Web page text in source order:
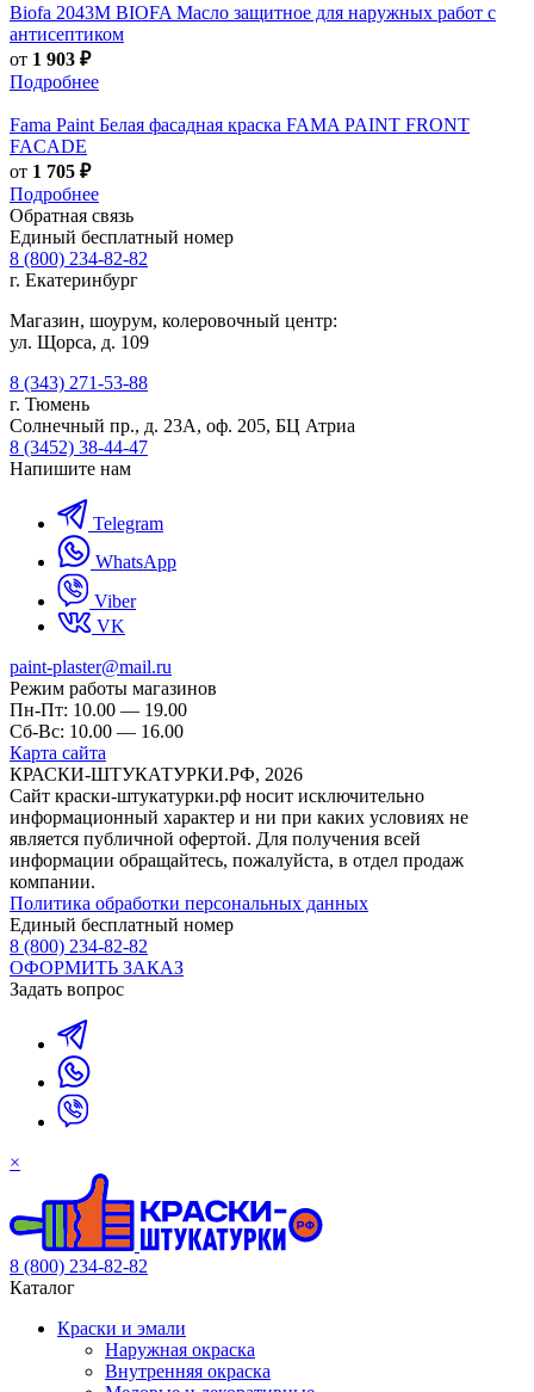
Biofa 2043M BIOFA Масло защитное для наружных работ с
антисептиком
от 1 903 ₽
Подробнее
Fama Paint Белая фасадная краска FAMA PAINT FRONT
FACADE
от 1 705 ₽
Подробнее
Обратная связь
Единый бесплатный номер
8 (800) 234-82-82
г. Екатеринбург
Магазин, шоурум, колеровочный центр:
ул. Щорса, д. 109
8 (343) 271-53-88
г. Тюмень
Солнечный пр., д. 23А, оф. 205, БЦ Атриа
8 (3452) 38-44-47
Напишите нам
Telegram
WhatsApp
Viber
VK
paint-plaster@mail.ru
Режим работы магазинов
Пн-Пт: 10.00 — 19.00
Сб-Вс: 10.00 — 16.00
Карта сайта
КРАСКИ-ШТУКАТУРКИ.РФ, 2026
Cайт краски-штукатурки.рф носит исключительно
информационный характер и ни при каких условиях не
является публичной офертой. Для получения всей
информации обращайтесь, пожалуйста, в отдел продаж
компании.
Политика обработки персональных данных
Единый бесплатный номер
8 (800) 234-82-82
ОФОРМИТЬ ЗАКАЗ
Задать вопрос
×
8 (800) 234-82-82
Каталог
Краски и эмали
Наружная окраска
Внутренняя окраска